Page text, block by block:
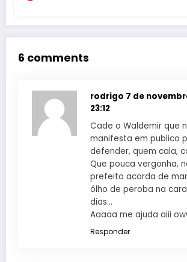
6 comments
rodrigo 7 de
23:12
Cade o Waldemir que
manifesta em publico
defender, quem cala,
Que pouca vergonha,
prefeito acorda de
ólho de peroba na
dias…
Aaaaa me ajuda aiii
Responder